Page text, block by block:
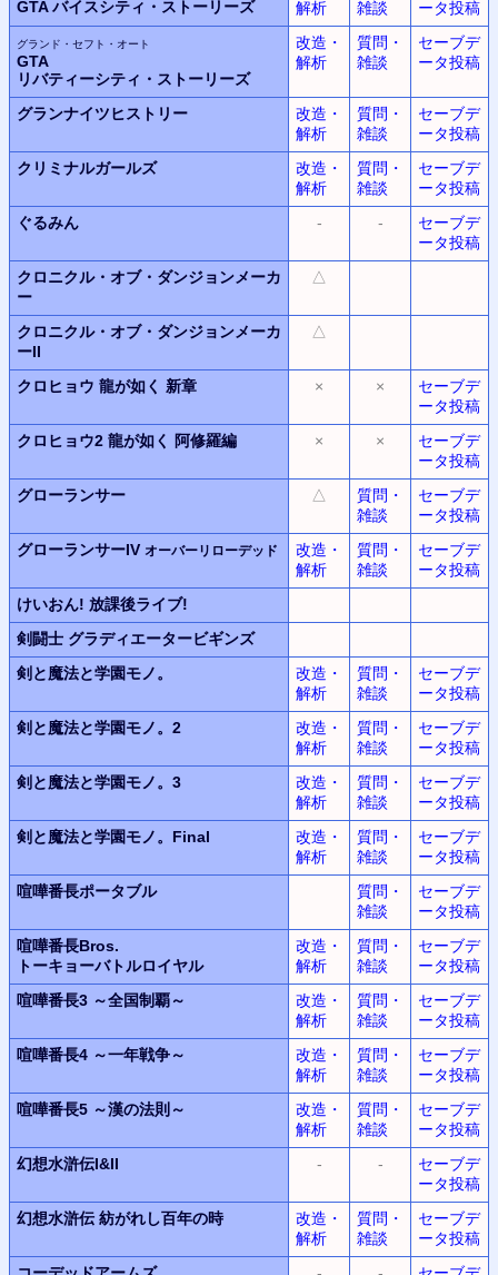
GTA バイスシティ・ストーリーズ
解析
雑談
ータ投稿
グランド・セフト・オート
GTA
リバティーシティ・ストーリーズ
改造・
解析
質問・
雑談
セーブデ
ータ投稿
グランナイツヒストリー
改造・
解析
質問・
雑談
セーブデ
ータ投稿
クリミナルガールズ
改造・
解析
質問・
雑談
セーブデ
ータ投稿
ぐるみん
- -
セーブデ
ータ投稿
クロニクル・オブ・ダンジョンメーカ
ー
△
クロニクル・オブ・ダンジョンメーカ
ーII
△
クロヒョウ 龍が如く 新章 × ×
セーブデ
ータ投稿
クロヒョウ2 龍が如く 阿修羅編 × ×
セーブデ
ータ投稿
グローランサー
△
質問・
雑談
セーブデ
ータ投稿
グローランサーIV オーバーリローデッド
改造・
解析
質問・
雑談
セーブデ
ータ投稿
けいおん! 放課後ライブ!
剣闘士 グラディエータービギンズ
剣と魔法と学園モノ。
改造・
解析
質問・
雑談
セーブデ
ータ投稿
剣と魔法と学園モノ。2
改造・
解析
質問・
雑談
セーブデ
ータ投稿
剣と魔法と学園モノ。3
改造・
解析
質問・
雑談
セーブデ
ータ投稿
剣と魔法と学園モノ。Final
改造・
解析
質問・
雑談
セーブデ
ータ投稿
喧嘩番長ポータブル
質問・
雑談
セーブデ
ータ投稿
喧嘩番長Bros.
トーキョーバトルロイヤル
改造・
解析
質問・
雑談
セーブデ
ータ投稿
喧嘩番長3 ～全国制覇～
改造・
解析
質問・
雑談
セーブデ
ータ投稿
喧嘩番長4 ～一年戦争～
改造・
解析
質問・
雑談
セーブデ
ータ投稿
喧嘩番長5 ～漢の法則～
改造・
解析
質問・
雑談
セーブデ
ータ投稿
幻想水滸伝I&II
- -
セーブデ
ータ投稿
幻想水滸伝 紡がれし百年の時
改造・
解析
質問・
雑談
セーブデ
ータ投稿